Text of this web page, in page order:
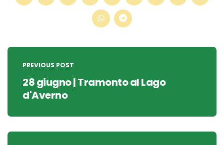
Post
navigation
PREVIOUS POST
28 giugno | Tramonto al Lago
d'Averno